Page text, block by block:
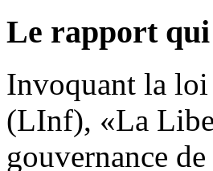
Le rapport qui
Invoquant la loi
(LInf), «La
gouvernance